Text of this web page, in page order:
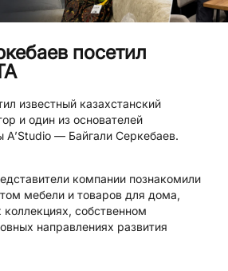
посетил
известный казахстанский
и один из основателей
A’Studio — Байгали Серкебаев.
компании познакомили
мебели и товаров для дома,
собственном
направлениях развития